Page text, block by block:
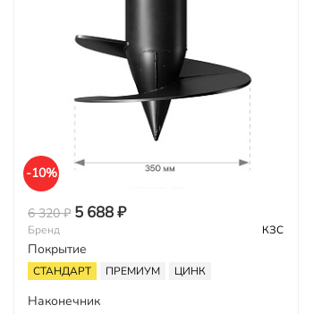
-10%
6 320 ₽ 5 688 ₽
Бренд КЗС
Покрытие
СТАНДАРТ ПРЕМИУМ ЦИНК
Наконечник